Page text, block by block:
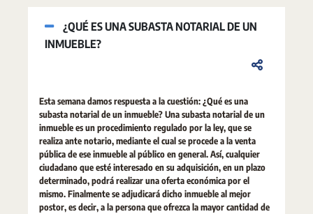
¿QUÉ ES UNA SUBASTA NOTARIAL DE UN
INMUEBLE?
Esta semana damos respuesta a la cuestión: ¿Qué es una
subasta notarial de un inmueble? Una subasta notarial de un
inmueble es un procedimiento regulado por la ley, que se
realiza ante notario, mediante el cual se procede a la venta
pública de ese inmueble al público en general. Así, cualquier
ciudadano que esté interesado en su adquisición, en un plazo
determinado, podrá realizar una oferta económica por el
mismo. Finalmente se adjudicará dicho inmueble al mejor
postor, es decir, a la persona que ofrezca la mayor cantidad de